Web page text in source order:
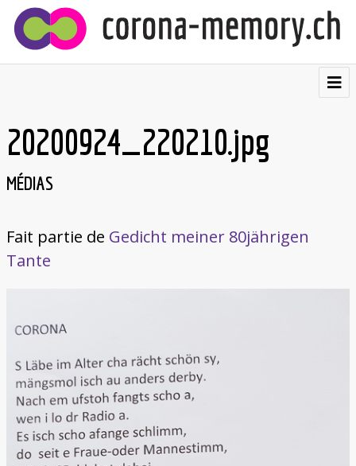
Témoignages
Visualisations
Cartes postales
À propos
Italiano
20200924_220210.jpg
MÉDIAS
Fait partie de Gedicht meiner 80jährigen
Tante